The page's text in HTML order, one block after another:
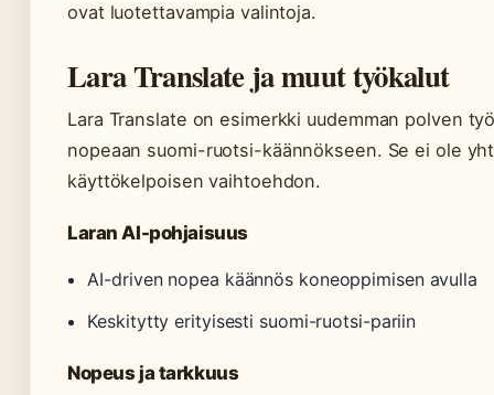
ovat luotettavampia valintoja.
Lara Translate ja muut työkalut
Lara Translate on esimerkki uudemman polven
nopeaan suomi-ruotsi-käännökseen. Se ei ole
käyttökelpoisen vaihtoehdon.
Laran AI-pohjaisuus
AI-driven nopea käännös koneoppimisen avulla
Keskitytty erityisesti suomi-ruotsi-pariin
Nopeus ja tarkkuus